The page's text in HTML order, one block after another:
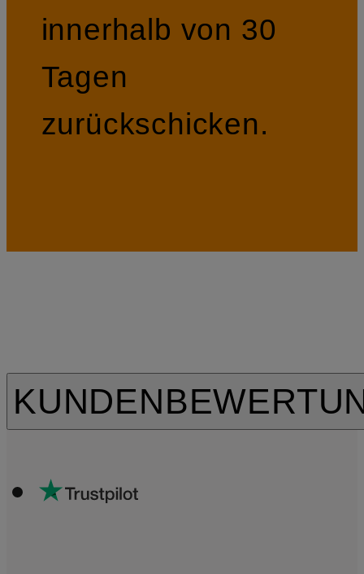
innerhalb von 30
Tagen
zurückschicken.